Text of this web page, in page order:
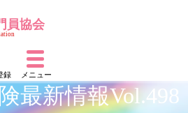
員協会
録 メニュー
最新情報Vol.498